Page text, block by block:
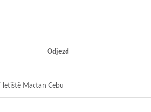
Odjezd
letiště Mactan Cebu